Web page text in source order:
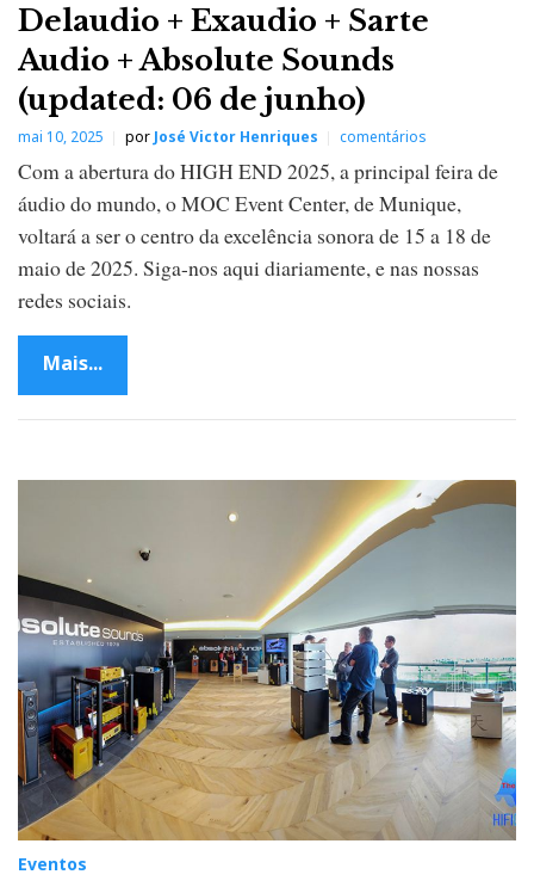
Delaudio + Exaudio + Sarte
Audio + Absolute Sounds
(updated: 06 de junho)
mai 10, 2025 por José Victor Henriques comentários
Com a abertura do HIGH END 2025, a principal feira de
áudio do mundo, o MOC Event Center, de Munique,
voltará a ser o centro da excelência sonora de 15 a 18 de
maio de 2025. Siga-nos aqui diariamente, e nas nossas
redes sociais.
Mais...
Eventos